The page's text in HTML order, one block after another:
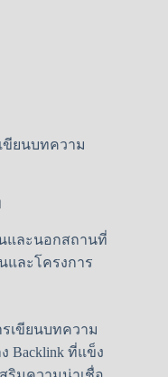
ขียนบทความ
และนอกสถานที่
และโครงการ
เขียนบทความ
Backlink ที่แข็ง